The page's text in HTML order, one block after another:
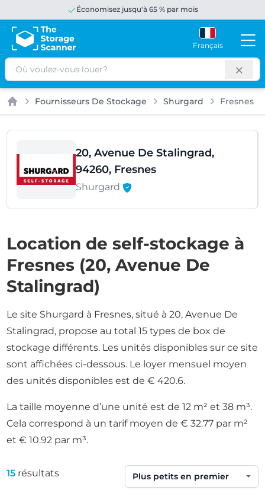
Économisez jusqu'à 65 % par mois
Français
Rechercher
Accueil
Fournisseurs De Stockage Shurgard Fresnes
20, Avenue De Stalingrad,
94260, Fresnes
Shurgard
Location de self-stockage à
Fresnes (20, Avenue De
Stalingrad)
Le site Shurgard à Fresnes, situé à 20, Avenue De
Stalingrad, propose au total 15 types de box de
stockage différents. Les unités disponibles sur ce site
sont affichées ci-dessous. Le loyer mensuel moyen
des unités disponibles est de € 420.6.
La taille moyenne d’une unité est de 12 m² et 38 m³.
Cela correspond à un tarif moyen de € 32.77 par m²
et € 10.92 par m³.
15 résultats
Trier par